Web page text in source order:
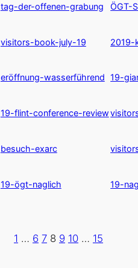
tag-der-offenen-grabung ÖGT-
visitors-book-july-19 2019-
eröffnung-wasserführend 19-
19-flint-conference-review
besuch-exarc
19-ögt-naglich 19-
1 … 6 7 8 9 10 … 15